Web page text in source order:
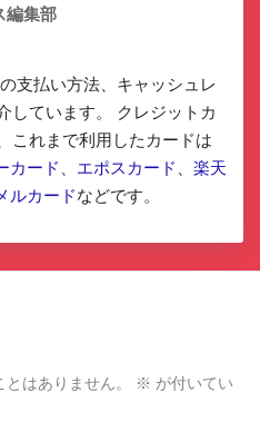
編集部
支払い方法、キャッシュレ
しています。 クレジットカ
これまで利用したカードは
カード エポスカード
楽天
ルカードなどです。
はありません。 ※ が付いてい